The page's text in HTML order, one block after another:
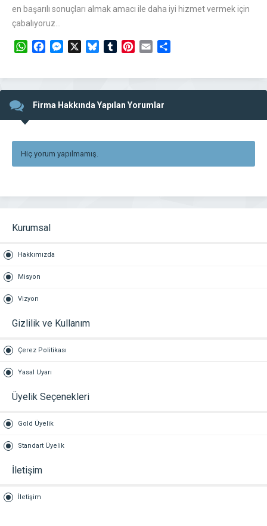
en başarılı sonuçları almak amacı ile daha iyi hizmet vermek için
çabalıyoruz…
WhatsAppFacebookMessengerBlueskyTumblrPinterest
Email
Firma Hakkında Yapılan Yorumlar
Hiç yorum yapılmamış.
Kurumsal
Hakkımızda
Misyon
Vizyon
Gizlilik ve Kullanım
Çerez Politikası
Yasal Uyarı
Üyelik Seçenekleri
Gold Üyelik
Standart Üyelik
İletişim
İletişim